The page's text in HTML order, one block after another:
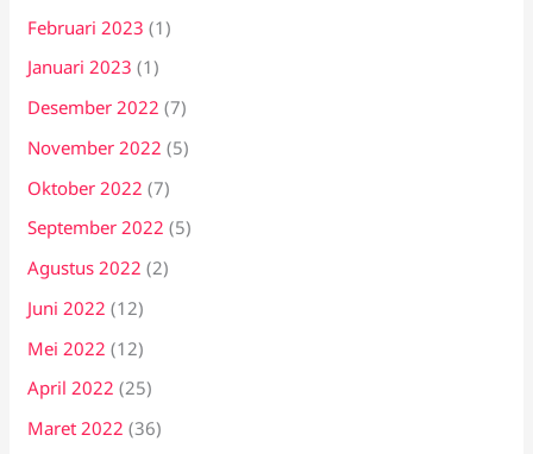
Februari 2023 (1)
Januari 2023 (1)
Desember 2022 (7)
November 2022 (5)
Oktober 2022 (7)
September 2022 (5)
Agustus 2022 (2)
Juni 2022 (12)
Mei 2022 (12)
April 2022 (25)
Maret 2022 (36)